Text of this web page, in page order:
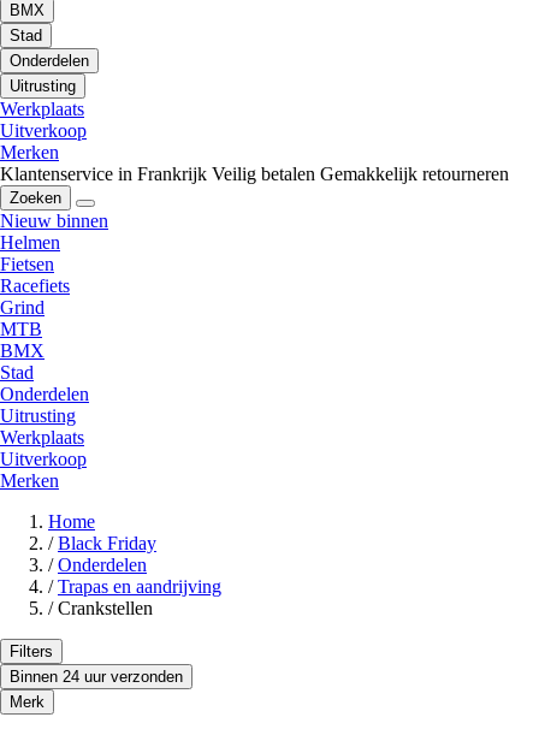
BMX
Stad
Onderdelen
Uitrusting
Werkplaats
Uitverkoop
Merken
Klantenservice in Frankrijk Veilig betalen Gemakkelijk retourneren
Zoeken
Nieuw binnen
Helmen
Fietsen
Racefiets
Grind
MTB
BMX
Stad
Onderdelen
Uitrusting
Werkplaats
Uitverkoop
Merken
Home
/ Black Friday
/ Onderdelen
/ Trapas en aandrijving
/ Crankstellen
Filters
Binnen 24 uur verzonden
Merk